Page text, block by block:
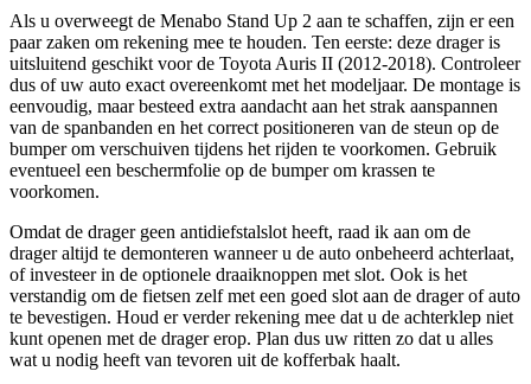
Als u overweegt de Menabo Stand Up 2 aan te schaffen, zijn er een
paar zaken om rekening mee te houden. Ten eerste: deze drager is
uitsluitend geschikt voor de Toyota Auris II (2012-2018). Controleer
dus of uw auto exact overeenkomt met het modeljaar. De montage is
eenvoudig, maar besteed extra aandacht aan het strak aanspannen
van de spanbanden en het correct positioneren van de steun op de
bumper om verschuiven tijdens het rijden te voorkomen. Gebruik
eventueel een beschermfolie op de bumper om krassen te
voorkomen.
Omdat de drager geen antidiefstalslot heeft, raad ik aan om de
drager altijd te demonteren wanneer u de auto onbeheerd achterlaat,
of investeer in de optionele draaiknoppen met slot. Ook is het
verstandig om de fietsen zelf met een goed slot aan de drager of auto
te bevestigen. Houd er verder rekening mee dat u de achterklep niet
kunt openen met de drager erop. Plan dus uw ritten zo dat u alles
wat u nodig heeft van tevoren uit de kofferbak haalt.